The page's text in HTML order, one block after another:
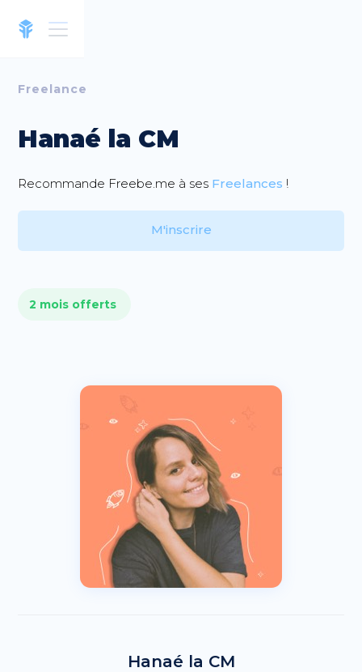
Freelance
Hanaé la CM
Recommande Freebe.me à ses Freelances !
M'inscrire
2 mois offerts
Hanaé la CM